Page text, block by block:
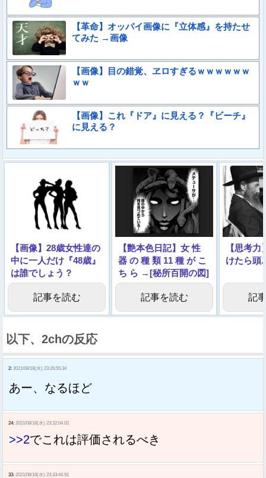
【革命】オッパイ画像に『立体感』を持たせ
てみた →画像
【画像】目の錯覚、ヱロすぎるｗｗｗｗｗｗ
ｗｗ
【画像】これ『ドア』に見える？『ビーチ』
に見える？
【画像】28歳女性達の
中に一人だけ『48歳』
は誰でしょう？
記事を読む
【艶本色日記】女 性
器 の 種 類 11 種 が こ
ち ら →[秘所百開の図]
記事を読む
【思考
けたら頭
記
以下、2chの反応
2: 2021/08/18(水) 23:26:55.34
あー、なるほど
24: 2021/08/18(水) 23:32:04.02
>>2でこれは評価されるべき
33: 2021/08/18(水) 23:33:44.91